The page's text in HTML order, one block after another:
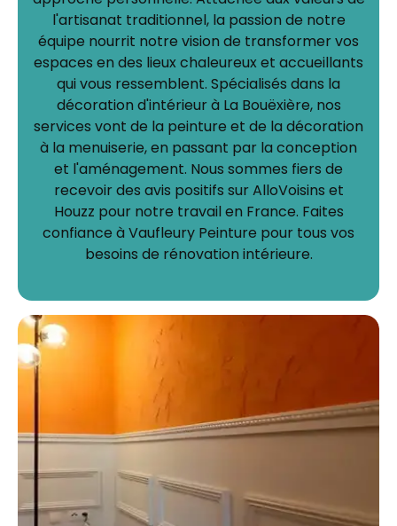
l'artisanat traditionnel, la passion de notre
équipe nourrit notre vision de transformer vos
espaces en des lieux chaleureux et accueillants
qui vous ressemblent. Spécialisés dans la
décoration d'intérieur à La Bouëxière, nos
services vont de la peinture et de la décoration
à la menuiserie, en passant par la conception
et l'aménagement. Nous sommes fiers de
recevoir des avis positifs sur AlloVoisins et
Houzz pour notre travail en France. Faites
confiance à Vaufleury Peinture pour tous vos
besoins de rénovation intérieure.